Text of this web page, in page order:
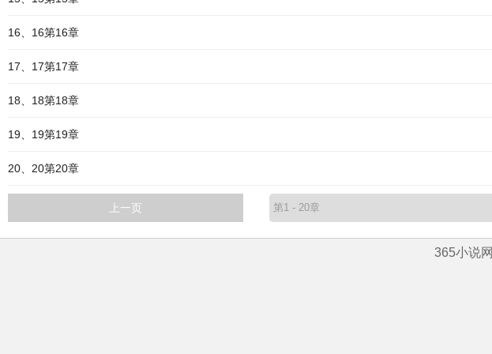
16、16第16章
17、17第17章
18、18第18章
19、19第19章
20、20第20章
上一页
365小说网